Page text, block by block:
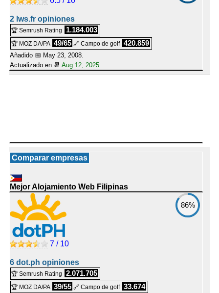
2 lws.fr opiniones
🏆 Semrush Rating 1.184.003
🏆 MOZ DA/PA 49/65 🔗 Campo de golf 420.859
Añadido 📅 May 23, 2008.
Actualizado en 📆 Aug 12, 2025.
Comparar empresas
Mejor Alojamiento Web Filipinas
86%
7 / 10
6 dot.ph opiniones
🏆 Semrush Rating 2.071.705
🏆 MOZ DA/PA 39/55 🔗 Campo de golf 33.674